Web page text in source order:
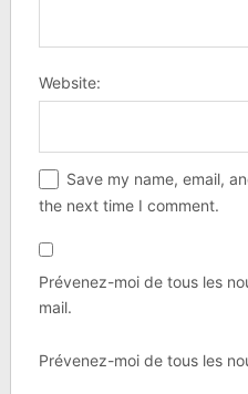
Website:
Save my name, email,
the next time I comment.
Prévenez-moi de tous les
mail.
Prévenez-moi de tous les